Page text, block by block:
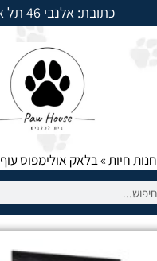
כתובת: אלנבי 46 תל אביב
למשלוחים חייגו: 054-5950525
חנות חיות»בלאק אולימפוס עוף 12 קילוגרם